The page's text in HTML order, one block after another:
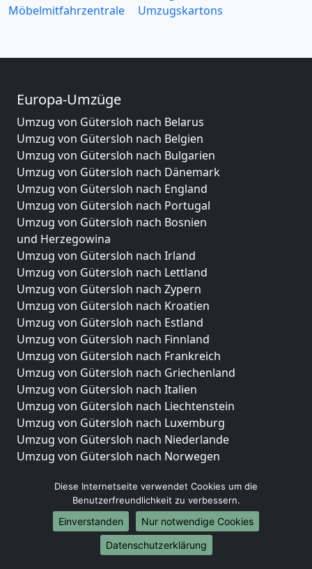
Möbelmitfahrzentrale
Umzugskartons
Europa-Umzüge
Umzug von Gütersloh nach Belarus
Umzug von Gütersloh nach Belgien
Umzug von Gütersloh nach Bulgarien
Umzug von Gütersloh nach Dänemark
Umzug von Gütersloh nach England
Umzug von Gütersloh nach Portugal
Umzug von Gütersloh nach Bosnien
und Herzegowina
Umzug von Gütersloh nach Irland
Umzug von Gütersloh nach Lettland
Umzug von Gütersloh nach Zypern
Umzug von Gütersloh nach Kroatien
Umzug von Gütersloh nach Estland
Umzug von Gütersloh nach Finnland
Umzug von Gütersloh nach Frankreich
Umzug von Gütersloh nach Griechenland
Umzug von Gütersloh nach Italien
Umzug von Gütersloh nach Liechtenstein
Umzug von Gütersloh nach Luxemburg
Umzug von Gütersloh nach Niederlande
Umzug von Gütersloh nach Norwegen
Umzüge-Deutschlandweit
Umzug von Gütersloh nach Berlin
Umzug von Gütersloh nach Hamburg
Umzug von Gütersloh nach München
Umzug von Gütersloh nach Köln
Diese Internetseite verwendet Cookies um die
Benutzerfreundlichkeit zu verbessern.
Einverstanden
Nur notwendige Cookies
Datenschutzerklärung